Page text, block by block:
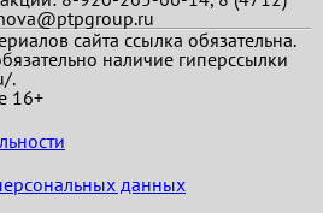
сайта ссылка обязательна.
наличие гиперссылки
.
16+
данных